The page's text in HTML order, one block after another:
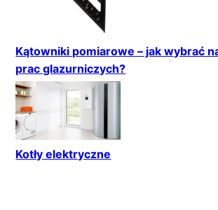
Kątowniki pomiarowe – jak wybrać
prac glazurniczych?
Kotły elektryczne